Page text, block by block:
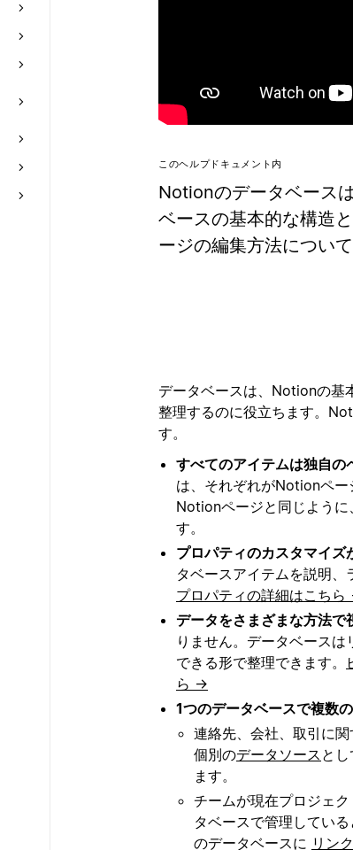
このヘルプドキュメント内
Notionのデータベース
ベースの基本的な構造
ージの編集方法につい
データベースは、Notionの基
整理するのに役立ちます。
す。
すべてのアイテムは独自の
は、それぞれがNotionペ
Notionページと同じように
す。
プロパティのカスタマイズ
タベースアイテムを説明、
プロパティの詳細はこち
データをさまざまな方法で
りません。データベース
できる形で整理できます。
ら →
1つのデータベースで複数
連絡先、会社、取引に
個別のデータソース と
ます。
チームが現在プロジェ
タベースで管理してい
のデータベースに リンク